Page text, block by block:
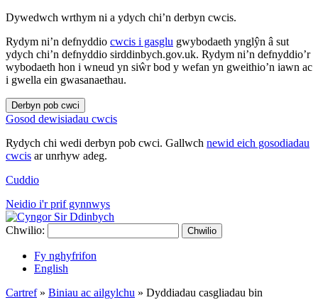
Dywedwch wrthym ni a ydych chi’n derbyn cwcis.
Rydym ni’n defnyddio cwcis i gasglu gwybodaeth ynglŷn â sut
ydych chi’n defnyddio sirddinbych.gov.uk. Rydym ni’n defnyddio’r
wybodaeth hon i wneud yn siŵr bod y wefan yn gweithio’n iawn ac
i gwella ein gwasanaethau.
Derbyn pob cwci
Gosod dewisiadau cwcis
Rydych chi wedi derbyn pob cwci. Gallwch newid eich gosodiadau
cwcis ar unrhyw adeg.
Cuddio
Neidio i'r prif gynnwys
Chwilio: Chwilio
Fy nghyfrifon
English
Cartref» Biniau ac ailgylchu » Dyddiadau casgliadau bin